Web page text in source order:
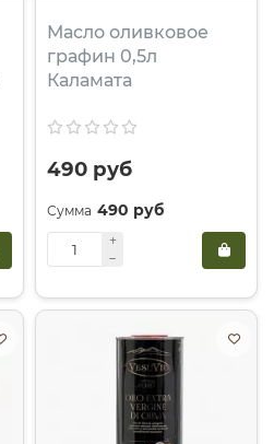
Масло оливковое
графин 0,5л
Каламата
490 руб
490 руб